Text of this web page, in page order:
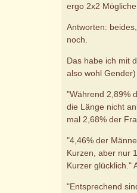
ergo 2x2
Antworten:
noch.
Das habe ich mit
also wohl
"Während 2,89%
die Länge nicht
mal 2,68% der
"4,46% der
Kurzen, aber nur
Kurzer glücklich."
"Entsprechend